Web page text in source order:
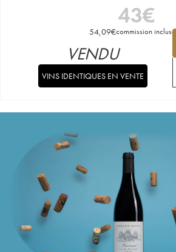
43€
54,09€commission incluse
VENDU
VINS IDENTIQUES EN VENTE